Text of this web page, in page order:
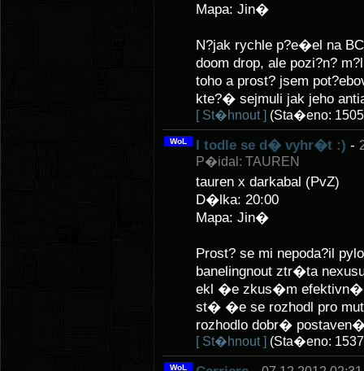
Mapa: Jin�
N?jak rychle p?e�el na
doom drop, ale pozi?n?
toho a prost? jsem
kte?� sejmuli jak jeho
[ St�hnout ] (Sta�eno:
WoL I todle se d� vyhr�t :) -
P�idal: TAUREN
tauren x darkabal (PvZ)
D�lka: 20:00
Mapa: Jin�
Prost? se mi nepoda?il
banelingnout ztr�ta
ekl �e zkus�m efektivn�
st� �e se rozhodl pro
rozhodlo dobr�
[ St�hnout ] (Sta�eno:
WoL